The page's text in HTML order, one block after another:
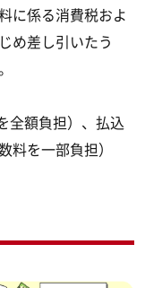
に係る消費税およ
め差し引いたう
全額負担）、払込
料を一部負担）